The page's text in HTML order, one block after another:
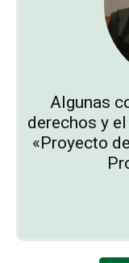
Algunas
derechos y
«Proyecto